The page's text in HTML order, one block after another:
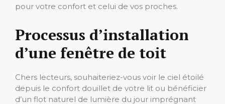
pour votre confort et celui de vos proches.
Processus d’installation
d’une fenêtre de toit
Chers lecteurs, souhaiteriez-vous voir le ciel étoilé
depuis le confort douillet de votre lit ou bénéficier
d’un flot naturel de lumière du jour imprégnant